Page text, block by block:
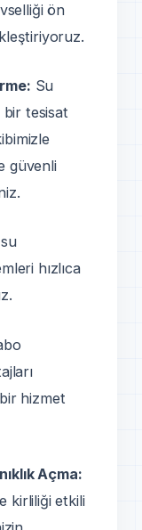
ön
Su
bir tesisat
güvenli
hızlıca
hizmet
Açma:
kirliliği etkili